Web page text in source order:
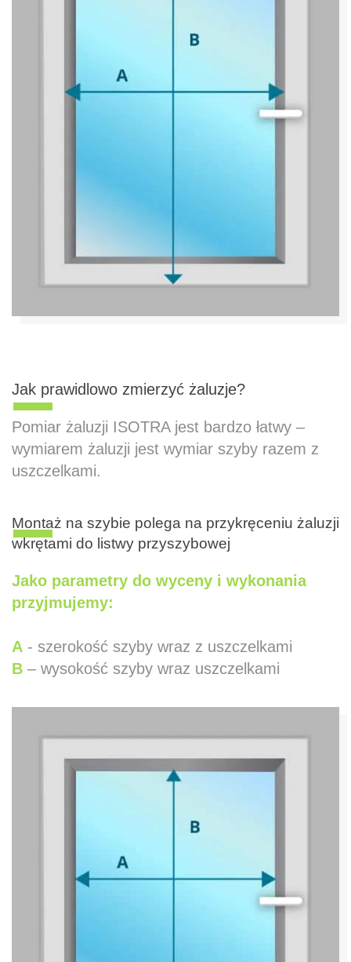
Jak prawidlowo zmierzyć żaluzje?
Pomiar żaluzji ISOTRA jest bardzo łatwy –
wymiarem żaluzji jest wymiar szyby razem z
uszczelkami.
Montaż na szybie polega na przykręceniu żaluzji
wkrętami do listwy przyszybowej
Jako parametry do wyceny i wykonania
przyjmujemy:
A - szerokość szyby wraz z uszczelkami
B – wysokość szyby wraz uszczelkami